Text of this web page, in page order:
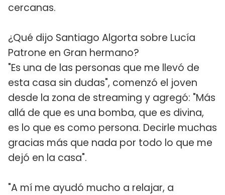
cercanas.
¿Qué dijo Santiago Algorta sobre Lucía
Patrone en Gran hermano?
"Es una de las personas que me llevó de
esta casa sin dudas", comenzó el joven
desde la zona de streaming y agregó: "Más
allá de que es una bomba, que es divina,
es lo que es como persona. Decirle muchas
gracias más que nada por todo lo que me
dejó en la casa".
"A mí me ayudó mucho a relajar, a